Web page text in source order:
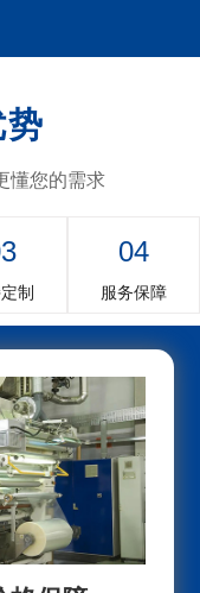
势
懂您的需求
制
04
服务保障